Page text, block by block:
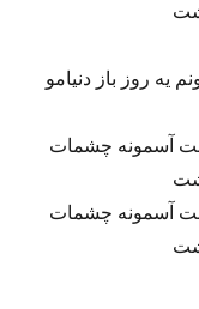
یه روز باز دنیامو
آسمونه چشمات
آسمونه چشمات